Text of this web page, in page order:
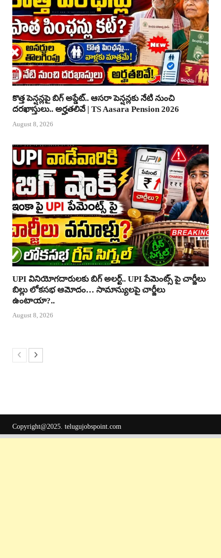
కొత్త పెన్షన్లపై బిగ్ అప్డేట్.. ఆసరా పెన్షన్లకు నేటి నుంచి
దరఖాస్తులు.. అర్హతలివే | TS Aasara Pension 2026
August 8, 2026
UPI వినియోగదారులకు బిగ్ అలర్ట్.. UPI పేమెంట్స్ పై చార్జీలు
బిల్లు లోకసభ ఆమోదం… సామాన్యులపై చార్జీలు
ఉంటాయా?..
August 8, 2026
Copyright@2025. telugujobspoint.com